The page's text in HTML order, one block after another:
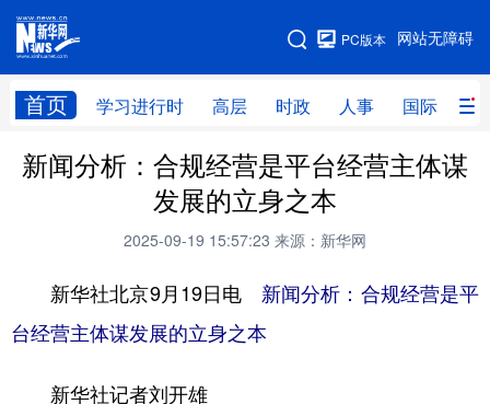
网站无障碍
PC版本
首页 学习进行时 高层 时政 人事 国际 财
网站地图
学习进行时 高层 时政 人事
财经 网评
科技 科创 量子 体育
文化 书画
访谈 视频
新闻分析：合规经营是平台经营主体谋
发展的立身之本
2025-09-19 15:57:23 来源：新华网
新华社北京9月19日电 新闻分析：合规经营是平
台经营主体谋发展的立身之本
新华社记者刘开雄